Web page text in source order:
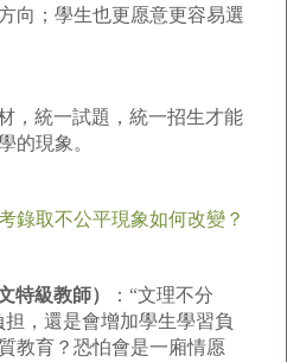
向；學生也更愿意更容易選
，統一試題，統一招生才能
的現象。
錄取不公平現象如何改變？
特級教師） ： “文理不分
，還是會增加學生學習負
教育？恐怕會是一廂情愿